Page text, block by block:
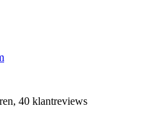
40 klantreviews